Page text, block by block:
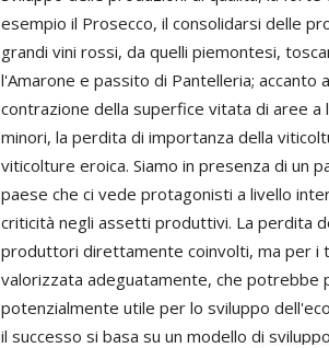
esempio il Prosecco, il consolidarsi delle
grandi vini rossi, da quelli piemontesi,
l'Amarone e passito di Pantelleria;
contrazione della superfice vitata di aree
minori, la perdita di importanza della
viticolture eroica. Siamo in presenza di un
paese che ci vede protagonisti a livello
criticità negli assetti produttivi. La perdita
produttori direttamente coinvolti, ma per i
valorizzata adeguatamente, che
potenzialmente utile per lo sviluppo
il successo si basa su un modello di